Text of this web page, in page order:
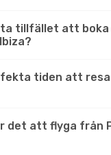
tillfället att boka
tiden att
det att flyga från